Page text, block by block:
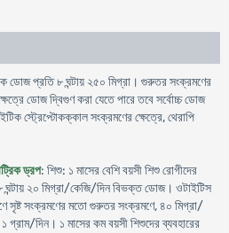
ডোজ প্রতি ৮ ঘন্টায় ২৫০ মিগ্রা। গুরুতর সংক্রমণের
ডোজ দ্বিগুণ করা যেতে পারে তবে সর্বোচ্চ ডোজ
স্ট্রেপ্টোকক্কাল সংক্রমণের ক্ষেত্রে, থেরাপি
ড্রপ: শিশু: ১ মাসের বেশি বয়সী শিশু রোগীদের
২০ মিগ্রা/কেজি/দিন বিভক্ত ডোজ। ওটাইটিস
সৃষ্ট সংক্রমণের মতো গুরুতর সংক্রমণে, ৪০ মিগ্রা/
গ্রাম/দিন। ১ মাসের কম বয়সী শিশুদের ব্যবহারের